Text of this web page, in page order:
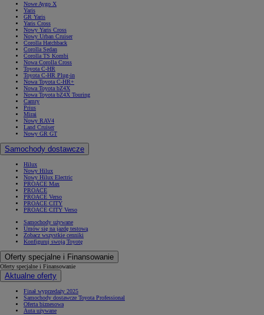
Nowe Aygo X
Yaris
GR Yaris
Yaris Cross
Nowy Yaris Cross
Nowy Urban Cruiser
Corolla Hatchback
Corolla Sedan
Corolla TS Kombi
Nowa Corolla Cross
Toyota C-HR
Toyota C-HR Plug-in
Nowa Toyota C-HR+
Nowa Toyota bZ4X
Nowa Toyota bZ4X Touring
Camry
Prius
Mirai
Nowy RAV4
Land Cruiser
Nowy GR GT
Samochody dostawcze
Hilux
Nowy Hilux
Nowy Hilux Electric
PROACE Max
PROACE
PROACE Verso
PROACE CITY
PROACE CITY Verso
Samochody używane
Umów się na jazdę testową
Zobacz wszystkie cenniki
Konfiguruj swoją Toyotę
Oferty specjalne i Finansowanie
Oferty specjalne i Finansowanie
Aktualne oferty
Finał wyprzedaży 2025
Samochody dostawcze Toyota Professional
Oferta biznesowa
Auta używane